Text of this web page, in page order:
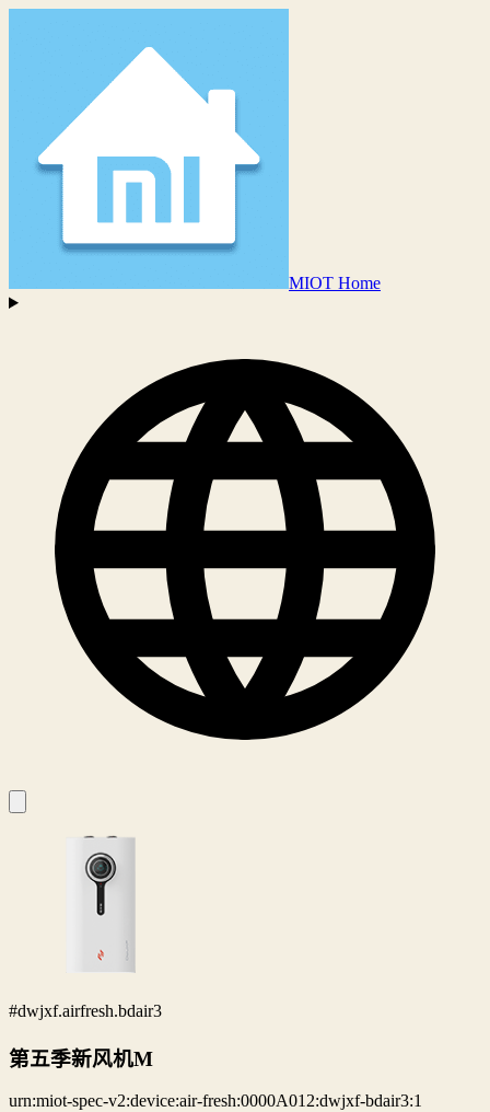
MIOT Home
#dwjxf.airfresh.bdair3
第五季新风机M
urn:miot-spec-v2:device:air-fresh:0000A012:dwjxf-bdair3:1